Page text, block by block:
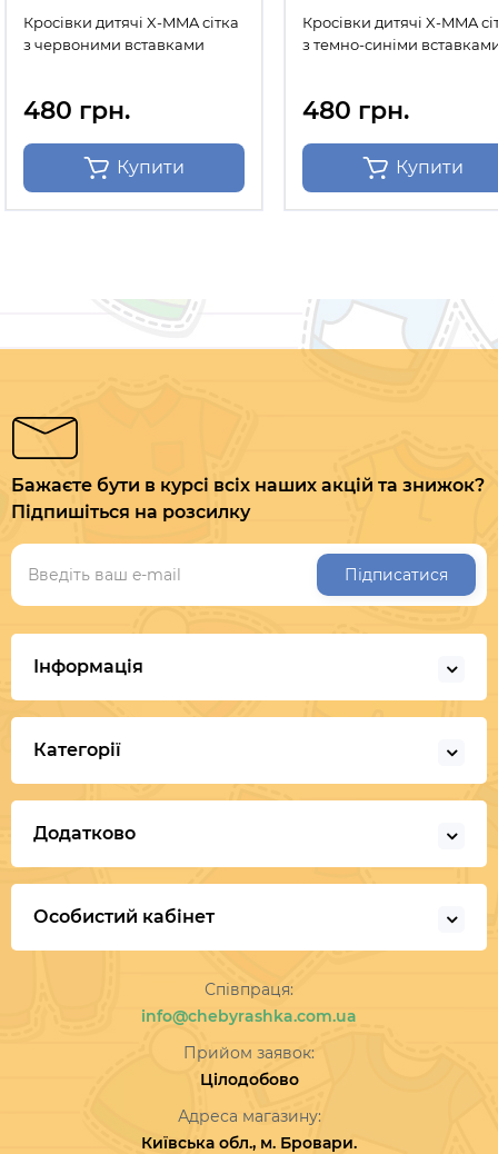
Кросівки дитячі X-MMA сітка
з червоними вставками
480 грн.
Купити
Кросівки дитячі X-MMA
з темно-синіми
480 грн.
Купити
Бажаєте бути в курсі всіх наших акцій та знижок?
Підпишіться на розсилку
Підписатися
Інформація
Категорії
Додатково
Особистий кабінет
Співпраця:
info@chebyrashka.com.ua
Прийом заявок:
Цілодобово
Адреса магазину:
Київська обл., м. Бровари.